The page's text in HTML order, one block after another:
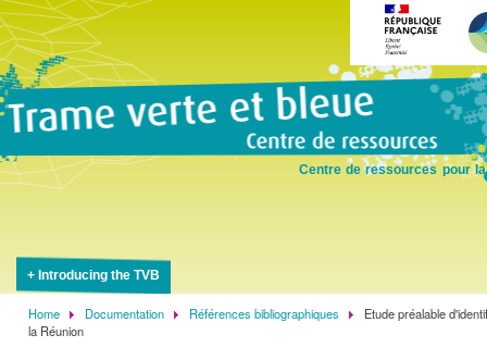
Centre de ressources pour
Introducing the TVB
Breadcrumb
Home Documentation Références bibliographiques
Etude préalable
la Réunion